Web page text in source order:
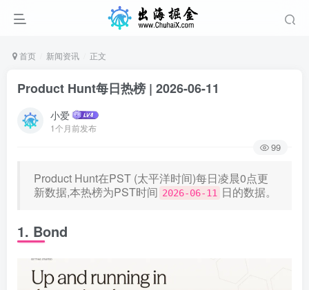
首页 新闻资讯 正文
Product Hunt每日热榜 | 2026-06-11
小爱
1个月前发布
99
Product Hunt在PST (太平洋时间)每日凌晨0点更
新数据,本热榜为PST时间 2026-06-11 日的数据。
1. Bond